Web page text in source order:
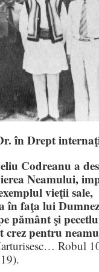
în Drept
Codreanu a
Neamului,
vieţii sale,
în faţa lui
pământ şi
crez pentru
Robul